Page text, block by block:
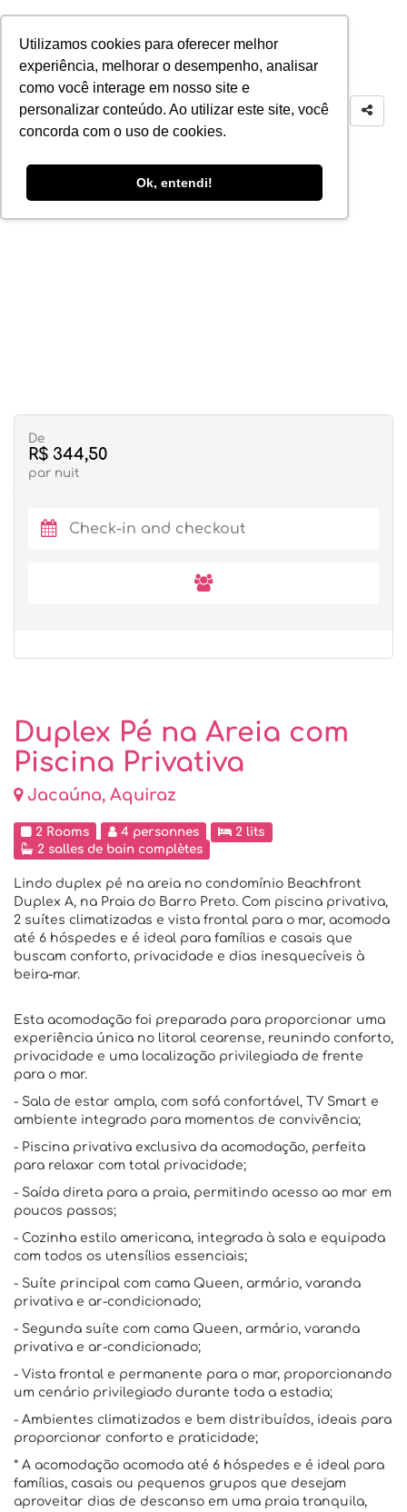
Utilizamos cookies para oferecer melhor
experiência, melhorar o desempenho, analisar
como você interage em nosso site e
personalizar conteúdo. Ao utilizar este site, você
concorda com o uso de cookies.
Ok, entendi!
Duplex Pé na Areia com
Piscina Privativa
Jacaúna, Aquiraz
2 Rooms 4 personnes
2 lits
2 salles de bain complètes
Lindo duplex pé na areia no condomínio Beachfront
Duplex A, na Praia do Barro Preto. Com piscina privativa,
2 suítes climatizadas e vista frontal para o mar, acomoda
até 6 hóspedes e é ideal para famílias e casais que
buscam conforto, privacidade e dias inesquecíveis à
beira-mar.
Esta acomodação foi preparada para proporcionar uma
experiência única no litoral cearense, reunindo conforto,
privacidade e uma localização privilegiada de frente
para o mar.
- Sala de estar ampla, com sofá confortável, TV Smart e
ambiente integrado para momentos de convivência;
- Piscina privativa exclusiva da acomodação, perfeita
para relaxar com total privacidade;
- Saída direta para a praia, permitindo acesso ao mar em
poucos passos;
- Cozinha estilo americana, integrada à sala e equipada
com todos os utensílios essenciais;
- Suíte principal com cama Queen, armário, varanda
privativa e ar-condicionado;
- Segunda suíte com cama Queen, armário, varanda
privativa e ar-condicionado;
- Vista frontal e permanente para o mar, proporcionando
um cenário privilegiado durante toda a estadia;
- Ambientes climatizados e bem distribuídos, ideais para
proporcionar conforto e praticidade;
* A acomodação acomoda até 6 hóspedes e é ideal para
famílias, casais ou pequenos grupos que desejam
aproveitar dias de descanso em uma praia tranquila,
De
R$ 344,50
par nuit